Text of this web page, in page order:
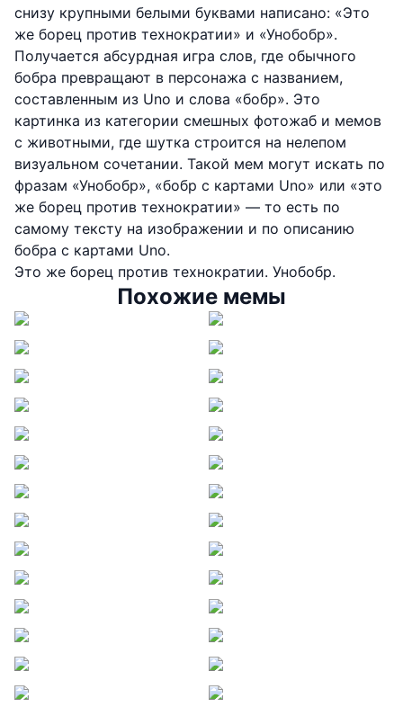
снизу крупными белыми буквами написано: «Это
же борец против технократии» и «Унобобр».
Получается абсурдная игра слов, где обычного
бобра превращают в персонажа с названием,
составленным из Uno и слова «бобр». Это
картинка из категории смешных фотожаб и мемов
с животными, где шутка строится на нелепом
визуальном сочетании. Такой мем могут искать по
фразам «Унобобр», «бобр с картами Uno» или «это
же борец против технократии» — то есть по
самому тексту на изображении и по описанию
бобра с картами Uno.
Это же борец против технократии. Унобобр.
Похожие мемы